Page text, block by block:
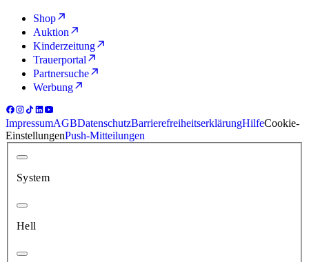
Shop
Auktion
Kinderzeitung
Trauerportal
Partnersuche
Werbung
ImpressumAGBDatenschutzBarrierefreiheitserklärungHilfeCookie-
EinstellungenPush-Mitteilungen
System
Hell